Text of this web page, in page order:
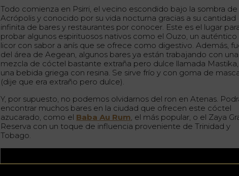
Todo comienza en Psirri, el vecino escondido bajo la sombra de
Acrópolis y conocido por su vida nocturna gracias a su cantidad
infinita de bares y restaurantes por conocer. Este es el lugar
probar algunos espirituosos nativos como el Ouzo, un auténtico
licor con sabor a anís que se ofrece como digestivo. Además,
del área de Aegean, algunos bares ya están trabajando con una
mezcla de cóctel bastante extraña pero dulce llamada Mastika,
una bebida griega con resina. Se sirve frío y con goma de
(dije que era extraño pero dulce).
Y, por supuesto, no podemos olvidarnos del ron en Atenas.
encontrar muchos bares en la ciudad que ofrecen este cóctel
azucarado, como el Baba Au Rum, el más popular, o el Zaya
Reserva con un toque de influencia proveniente de Trinidad y
Tobago.